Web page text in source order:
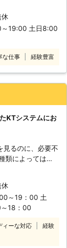
ものは電波の受
したが、現在は
あります。 どち
ますので、簡単
調査を行った上
ンテナの取り付け
。 女性スタッ
ので、単身住まい
の方にも安心で
更・キャンセル
前までなら承っ
を過ぎてのキャン
料が発生してしま
すので、クレジ
ておりませんの
休
19:00 土日8:00
な仕事 経験豊富
KTシステムにお
見るのに、必要不
類によっては、
生活にとって当た
。 そのた
なくなったりし
よね。 特にアン
一生のうちにそう
とはありません
休
～19：00 土
18：00
ィーな対応
経験